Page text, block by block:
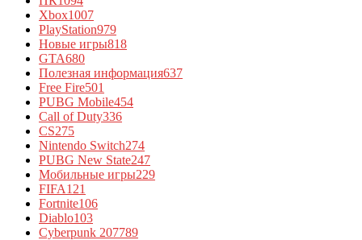
Xbox1007
PlayStation979
Новые игры818
GTA680
Полезная информация637
Free Fire501
PUBG Mobile454
Call of Duty336
CS275
Nintendo Switch274
PUBG New State247
Мобильные игры229
FIFA121
Fortnite106
Diablo103
Cyberpunk 207789